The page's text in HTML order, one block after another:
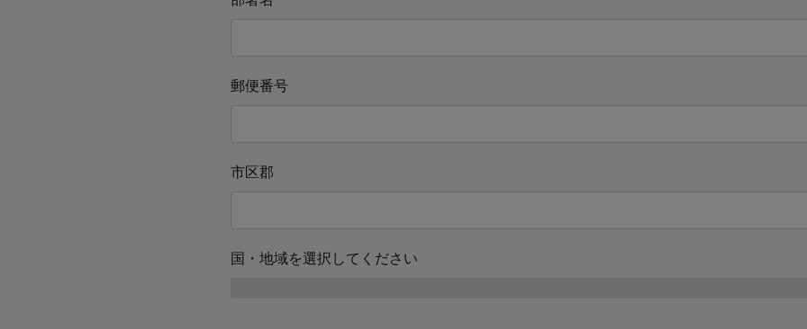
郵便番号
市区郡
国・地域を選択してください